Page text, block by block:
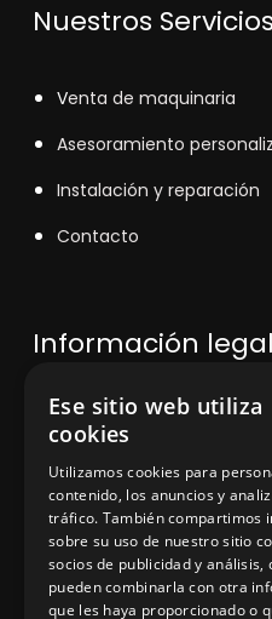
Nuestros Servicios
Venta de maquinaria
Asesoramiento
Instalación y reparación
Contacto
Información legal
Política de privacidad
Aviso legal
App Zine
Ese sitio web utiliza
cookies
Utilizamos cookies para
contenido, los anuncios y
tráfico. También compartimos
sobre su uso de nuestro sitio
socios de publicidad y análisis,
pueden combinarla con otra
que les haya proporcionado o